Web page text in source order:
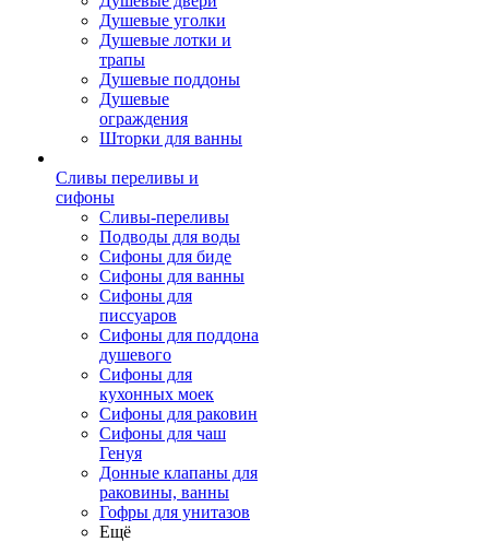
Душевые уголки
Душевые лотки и
трапы
Душевые поддоны
Душевые
ограждения
Шторки для ванны
Сливы переливы и
сифоны
Сливы-переливы
Подводы для воды
Сифоны для биде
Сифоны для ванны
Сифоны для
писсуаров
Сифоны для поддона
душевого
Сифоны для
кухонных моек
Сифоны для раковин
Сифоны для чаш
Генуя
Донные клапаны для
раковины, ванны
Гофры для унитазов
Ещё